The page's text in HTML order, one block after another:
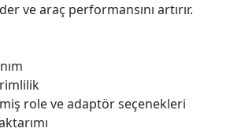
ve araç performansını artırır.
role ve adaptör seçenekleri